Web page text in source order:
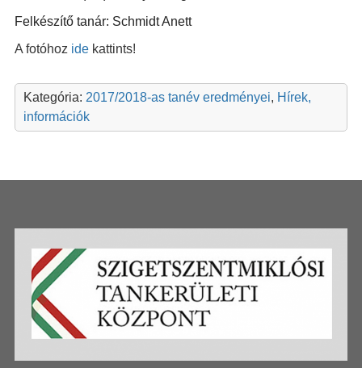
Felkészítő tanár: Schmidt Anett
A fotóhoz idekattints!
Kategória: 2017/2018-as tanév eredményei, Hírek,
információk